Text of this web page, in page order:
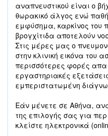
αναπνευστικού είναι ο
θωρακικό άλγος ενώ
εμφύσημα, καρκίνος του
βρογχίτιδα αποτελούν
Στις μέρες μας ο
στην κλινική εικόνα του
περισσότερες φορές
εργαστηριακές
εμπεριστατωμένη
Εάν μένετε σε Αθήνα,
της επιλογής σας για
κλείστε ηλεκτρονικά